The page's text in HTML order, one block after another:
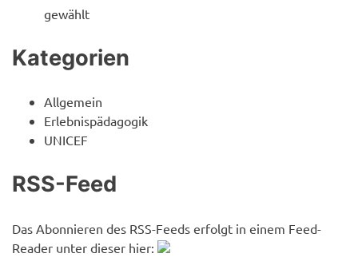
gewählt
Kategorien
Allgemein
Erlebnispädagogik
UNICEF
RSS-Feed
Das Abonnieren des RSS-Feeds erfolgt in einem Feed-
Reader unter dieser hier: